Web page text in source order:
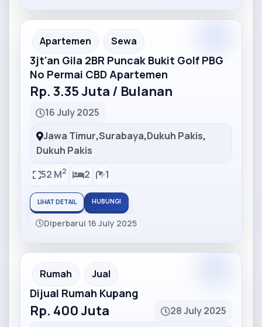
Partner Ad
Apartemen Sewa
3jt'an Gila 2BR Puncak Bukit Golf PBG
No Permai CBD Apartemen
Rp. 3.35 Juta / Bulanan
16 July 2025
Jawa Timur,Surabaya,Dukuh Pakis,
Dukuh Pakis
52 M2 2 1
LIHAT DETAIL HUBUNGI
Diperbarui 16 July 2025
Partner Ad
Rumah Jual
Dijual Rumah Kupang
Rp. 400 Juta
28 July 2025